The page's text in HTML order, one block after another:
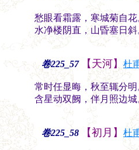
愁眼看霜露，寒城菊自
水净楼阴直，山昏塞日
卷225_57 【天河】杜
常时任显晦，秋至辄分
含星动双阙，伴月照边
卷225_58 【初月】 杜